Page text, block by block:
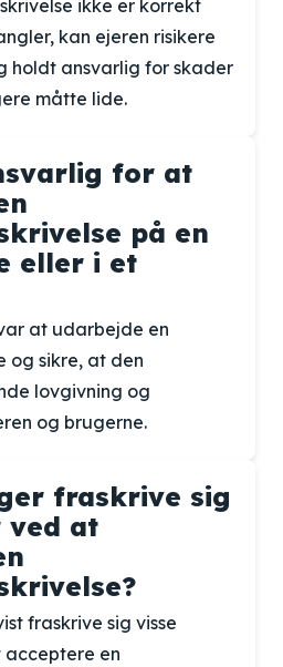
ikke er korrekt
kan ejeren risikere
holdt ansvarlig for skader
måtte lide.
for at
på en
eller i et
at udarbejde en
og sikre, at den
lovgivning og
og brugerne.
fraskrive sig
ved at
fraskrive sig visse
en